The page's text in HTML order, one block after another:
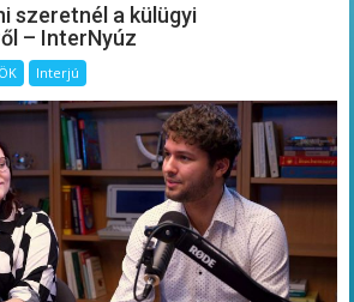
szeretnél a külügyi
– InterNyúz
Interjú